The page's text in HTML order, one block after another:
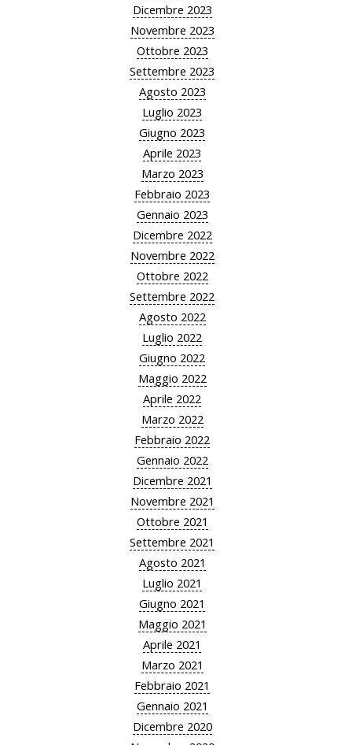
Dicembre 2023
Novembre 2023
Ottobre 2023
Settembre 2023
Agosto 2023
Luglio 2023
Giugno 2023
Aprile 2023
Marzo 2023
Febbraio 2023
Gennaio 2023
Dicembre 2022
Novembre 2022
Ottobre 2022
Settembre 2022
Agosto 2022
Luglio 2022
Giugno 2022
Maggio 2022
Aprile 2022
Marzo 2022
Febbraio 2022
Gennaio 2022
Dicembre 2021
Novembre 2021
Ottobre 2021
Settembre 2021
Agosto 2021
Luglio 2021
Giugno 2021
Maggio 2021
Aprile 2021
Marzo 2021
Febbraio 2021
Gennaio 2021
Dicembre 2020